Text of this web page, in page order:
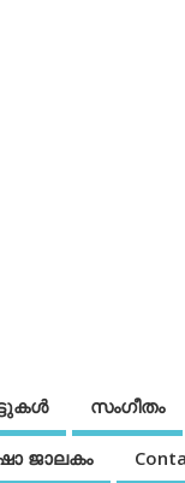
സംഗീതം
ജാലകം